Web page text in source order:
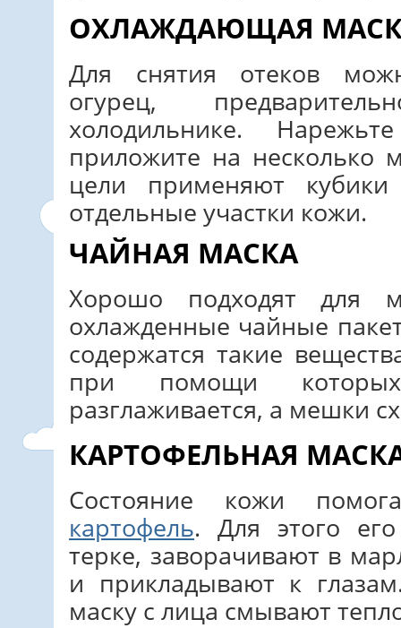
ОХЛАЖДАЮЩАЯ
Для снятия отеков
огурец,
холодильнике.
приложите на несколько
цели применяют
отдельные участки кожи.
ЧАЙНАЯ МАСКА
Хорошо подходят для
охлажденные чайные
содержатся такие
при помощи
разглаживается, а мешки
КАРТОФЕЛЬНАЯ
Состояние кожи
картофель. Для этого
терке, заворачивают в
и прикладывают к
маску с лица смывают